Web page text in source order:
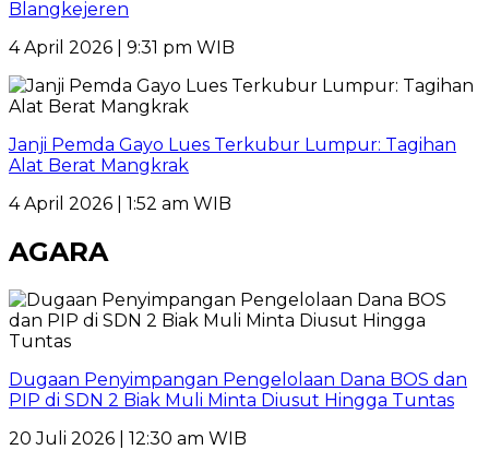
Blangkejeren
4 April 2026 | 9:31 pm WIB
Janji Pemda Gayo Lues Terkubur Lumpur: Tagihan
Alat Berat Mangkrak
4 April 2026 | 1:52 am WIB
AGARA
Dugaan Penyimpangan Pengelolaan Dana BOS dan
PIP di SDN 2 Biak Muli Minta Diusut Hingga Tuntas
20 Juli 2026 | 12:30 am WIB